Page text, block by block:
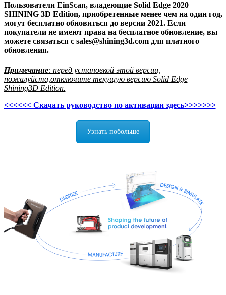
Пользователи EinScan, владеющие Solid Edge 2020
SHINING 3D Edition, приобретенные менее чем на один год,
могут бесплатно обновиться до версии 2021. Если
покупатели не имеют права на бесплатное обновление, вы
можете связаться с sales@shining3d.com для платного
обновления.
Примечание: перед установкой этой версии,
пожалуйста,отключите текущую версию Solid Edge
Shining3D Edition.
<<<<<< Скачать руководство по активации здесь>>>>>>>
Узнать побольше